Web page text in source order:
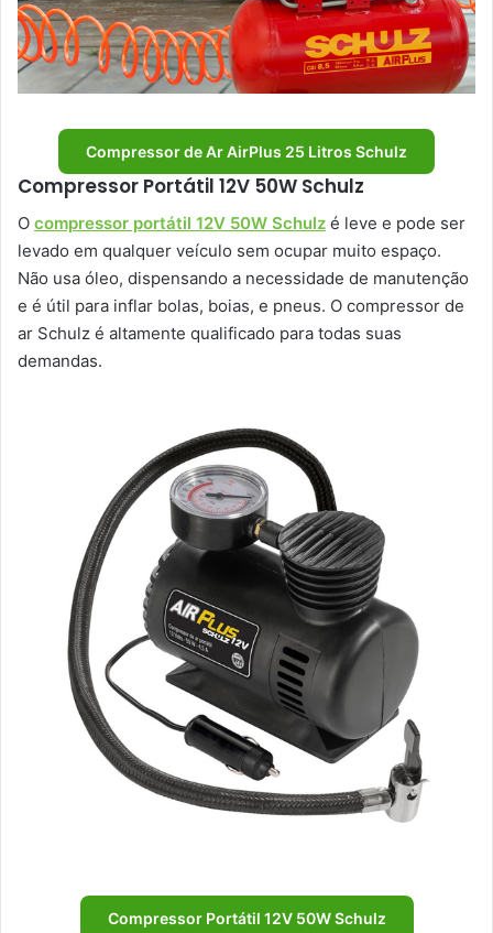
Compressor de Ar AirPlus 25 Litros Schulz
Compressor Portátil 12V 50W Schulz
O compressor portátil 12V 50W Schulz é leve e pode ser
levado em qualquer veículo sem ocupar muito espaço.
Não usa óleo, dispensando a necessidade de manutenção
e é útil para inflar bolas, boias, e pneus. O compressor de
ar Schulz é altamente qualificado para todas suas
demandas.
Compressor Portátil 12V 50W Schulz